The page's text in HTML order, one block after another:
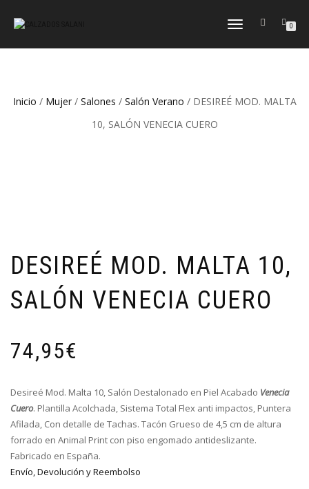
CAMBIAR
0
Inicio / Mujer/ Salones / Salón Verano / DESIREÉ MOD. MALTA
10, SALÓN VENECIA CUERO
DESIREÉ MOD. MALTA 10,
SALÓN VENECIA CUERO
74,95€
Desireé Mod. Malta 10, Salón Destalonado en Piel Acabado Venecia
Cuero. Plantilla Acolchada, Sistema Total Flex anti impactos, Puntera
Afilada, Con detalle de Tachas. Tacón Grueso de 4,5 cm de altura
forrado en Animal Print con piso engomado antideslizante.
Fabricado en España.
Envío, Devolución y Reembolso